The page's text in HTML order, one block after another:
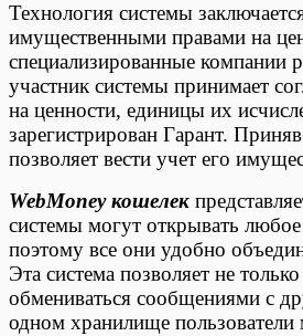
Технология системы
имущественными правами на
специализированные компании
участник системы принимает
на ценности, единицы их
зарегистрирован Гарант.
позволяет вести учет его
WebMoney кошелек
системы могут открывать
поэтому все они удобно
Эта система позволяет не
обмениваться сообщениями с
одном хранилище